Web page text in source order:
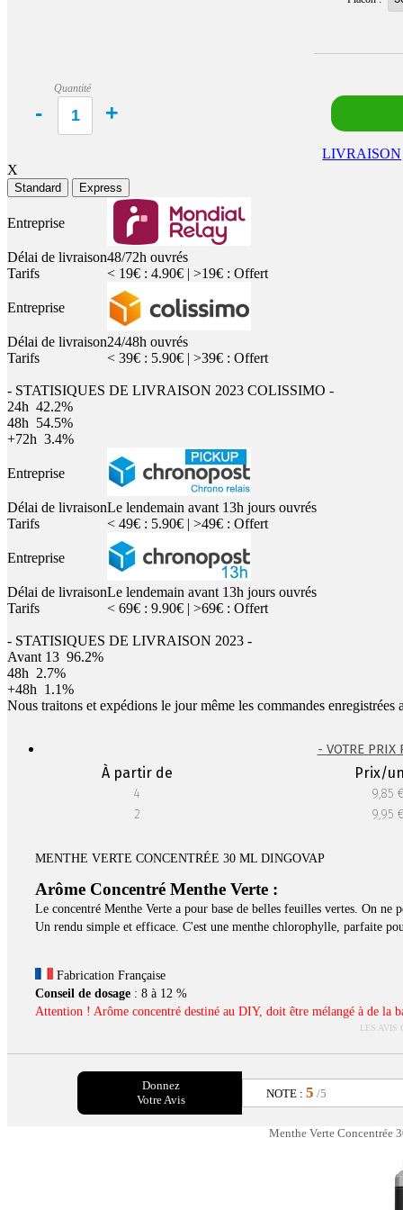
Quantité
LIVRAISON
X
Standard Express
Entreprise
Délai de livraison48/72h ouvrés
Tarifs
< 19€ : 4.90€ | >19€ : Offert
Entreprise
Délai de livraison24/48h ouvrés
Tarifs
< 39€ : 5.90€ | >39€ : Offert
- STATISIQUES DE LIVRAISON 2023 COLISSIMO -
24h 42.2%
48h 54.5%
+72h 3.4%
Entreprise
Délai de livraisonLe lendemain avant 13h jours ouvrés
Tarifs
< 49€ : 5.90€ | >49€ : Offert
Entreprise
Délai de livraisonLe lendemain avant 13h jours ouvrés
Tarifs
< 69€ : 9.90€ | >69€ : Offert
- STATISIQUES DE LIVRAISON 2023 -
Avant 13 96.2%
48h 2.7%
+48h 1.1%
Nous traitons et expédions le jour même les commandes
- VOTRE PRIX
À partir de Prix/
4
9,85
2
9,95
MENTHE VERTE CONCENTRÉE 30 ML DINGOVAP
Arôme Concentré Menthe Verte :
Le concentré Menthe Verte a pour base de belles feuilles vertes. On ne
Un rendu simple et efficace. C'est une menthe chlorophylle, parfaite
Fabrication Française
Conseil de dosage: 8 à 12 %
Attention ! Arôme concentré destiné au DIY, doit être mélangé à de la
LES AVIS
Donnez
Votre Avis
NOTE : 5 /5
Menthe Verte Concentrée